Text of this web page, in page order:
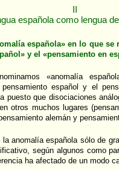
española como lengua
española» en lo que
y el «pensamiento en
«anomalía
español y el
puesto que disociaciones
otros muchos lugares
alemán y
la anomalía española sólo de
según algunos como
ha afectado de un modo